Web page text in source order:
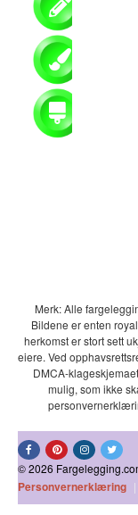
Merk: Alle
Bildene er enten
herkomst er stort sett
eiere. Ved
DMCA-
mulig, som ikke
© 2026
Personvernerklæring |